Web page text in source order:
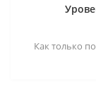
Как только